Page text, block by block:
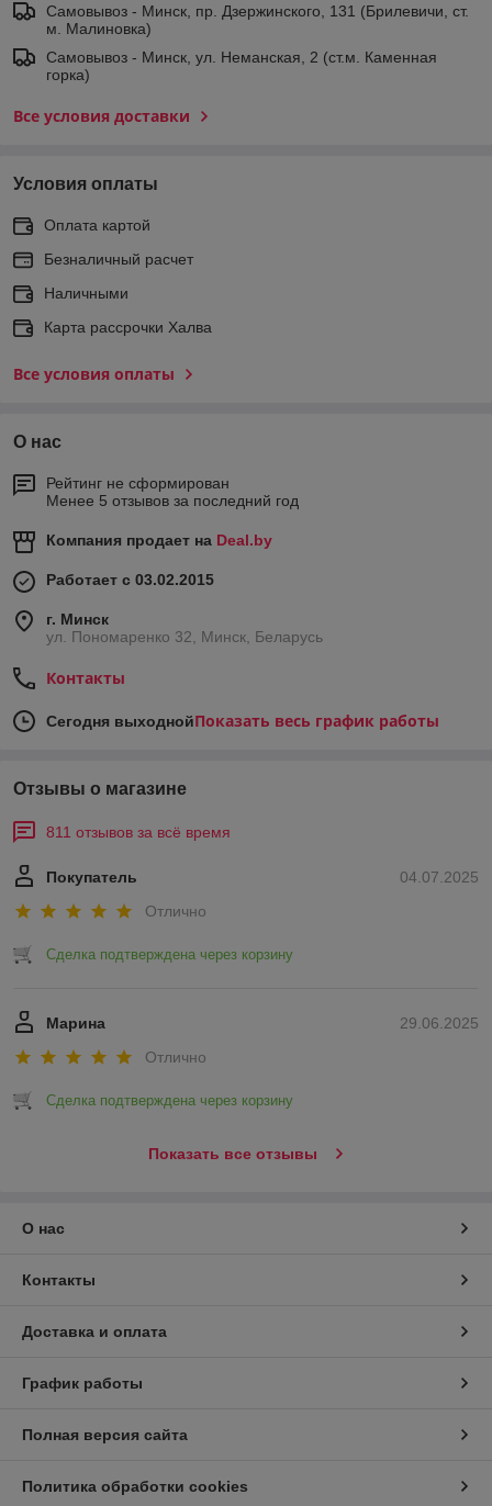
Самовывоз - Минск, пр. Дзержинского, 131 (Брилевичи, ст.
м. Малиновка)
Самовывоз - Минск, ул. Неманская, 2 (ст.м. Каменная
горка)
Все условия доставки
Условия оплаты
Оплата картой
Безналичный расчет
Наличными
Карта рассрочки Халва
Все условия оплаты
О нас
Рейтинг не сформирован
Менее 5 отзывов за последний год
Компания продает на Deal.by
Работает с 03.02.2015
г. Минск
ул. Пономаренко 32, Минск, Беларусь
Контакты
Сегодня выходнойПоказать весь график работы
Отзывы о магазине
811 отзывов за всё время
04.07.2025
Покупатель
Отлично
Сделка подтверждена через корзину
29.06.2025
Марина
Отлично
Сделка подтверждена через корзину
Показать все отзывы
О нас
Контакты
Доставка и оплата
График работы
Полная версия сайта
Политика обработки cookies